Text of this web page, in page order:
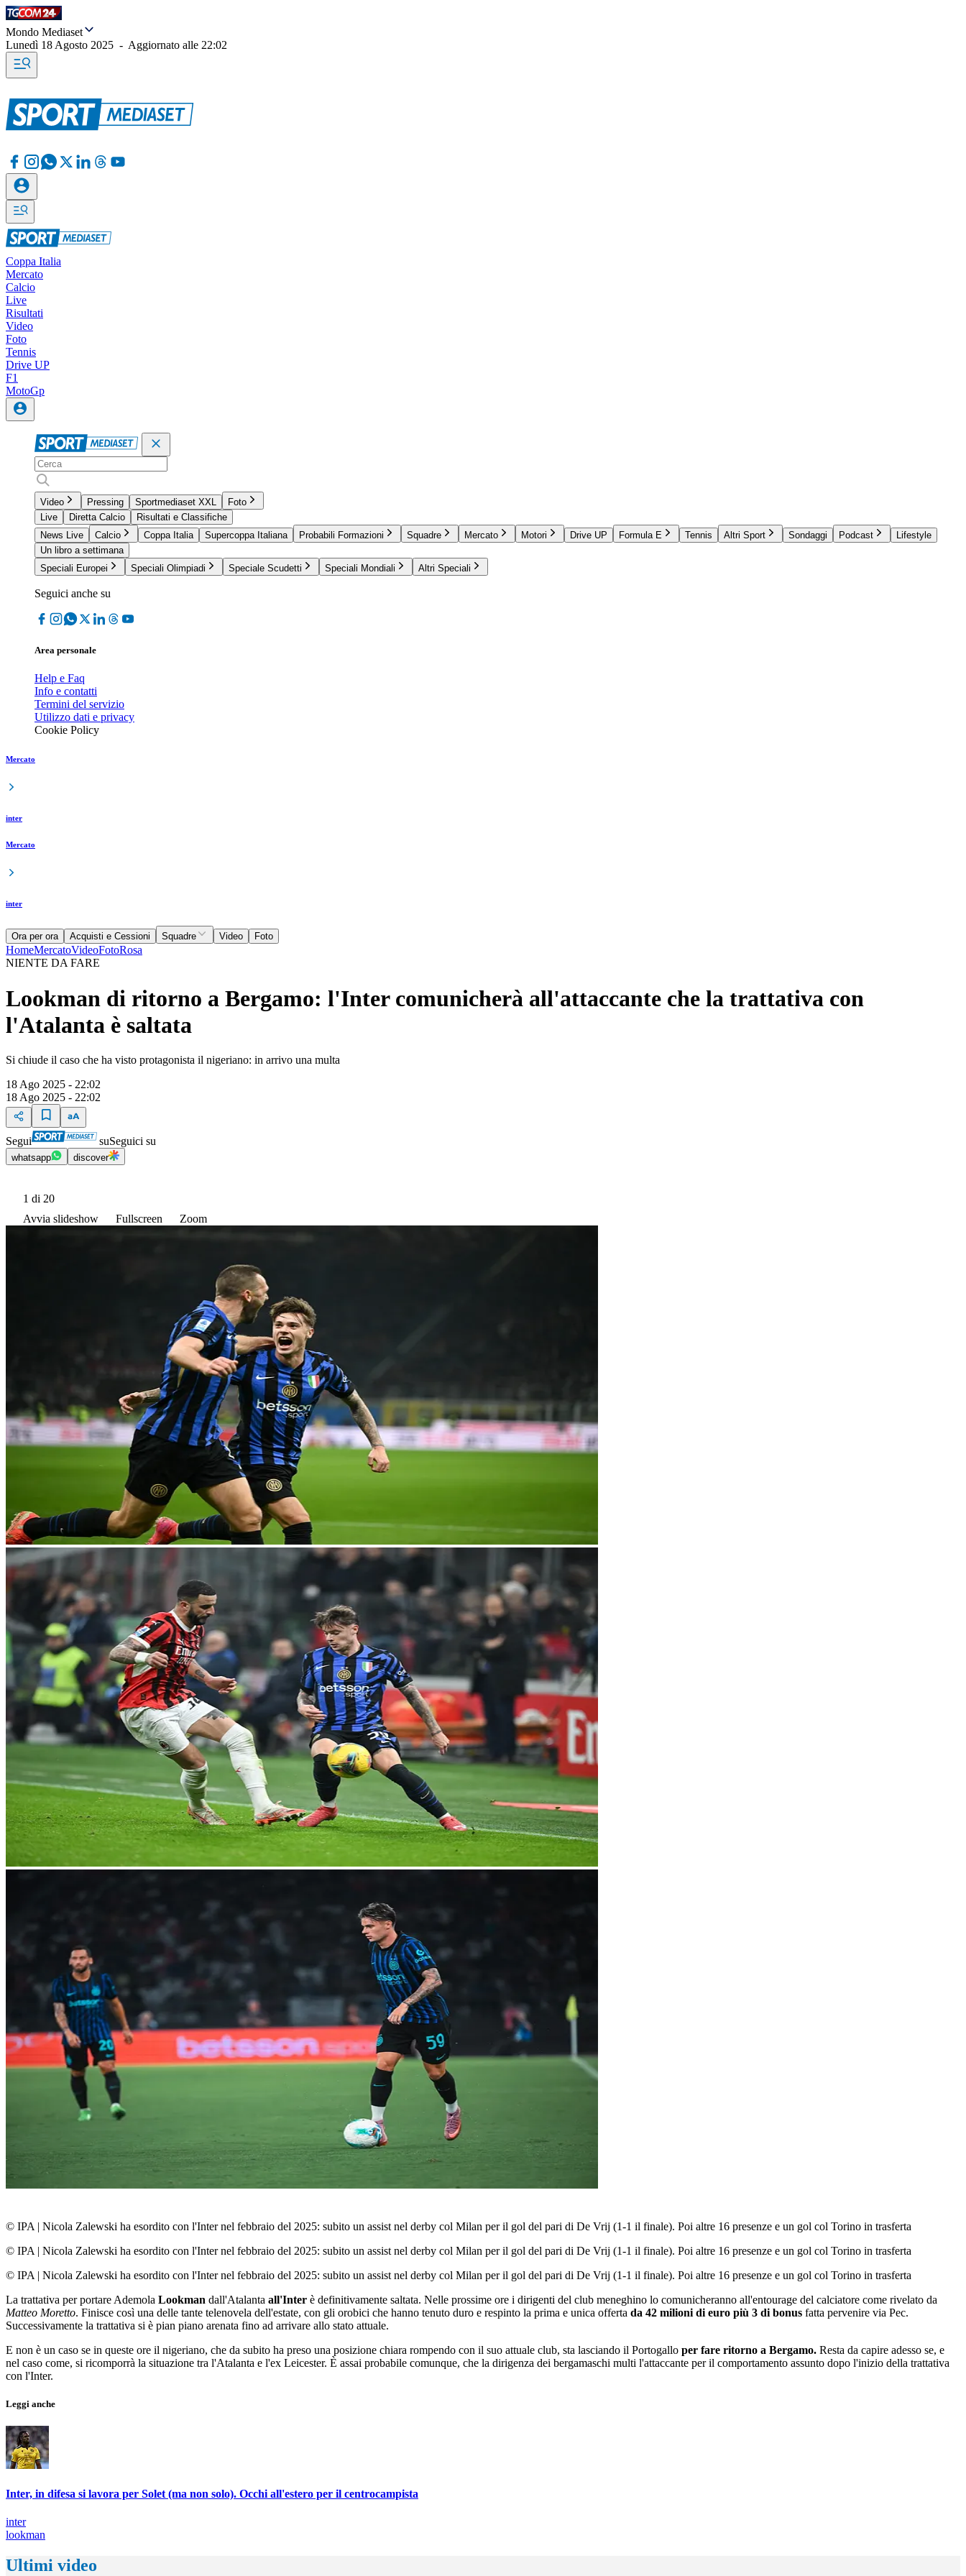
Mondo Mediaset
Lunedì 18 Agosto 2025 - Aggiornato alle 22:02
Coppa Italia
Mercato
Calcio
Live
Risultati
Video
Foto
Tennis
Drive UP
F1
MotoGp
Video Pressing Sportmediaset XXL
Foto
Live
Diretta Calcio
Risultati e Classifiche
News Live
Calcio Coppa Italia Supercoppa Italiana Probabili Formazioni Squadre Mercato Motori Drive UP Formula E Tennis Altri Sport Sondaggi Podcast
Lifestyle
Un libro a settimana
Speciali Europei
Speciali Olimpiadi Speciale Scudetti Speciali Mondiali Altri Speciali
Seguici anche su
Area personale
Help e Faq
Info e contatti
Termini del servizio
Utilizzo dati e privacy
Cookie Policy
Mercato
inter
Mercato
inter
Ora per ora Acquisti e Cessioni Squadre Video Foto
HomeMercatoVideoFotoRosa
NIENTE DA FARE
Lookman di ritorno a Bergamo: l'Inter comunicherà all'attaccante che la trattativa con
l'Atalanta è saltata
Si chiude il caso che ha visto protagonista il nigeriano: in arrivo una multa
18 Ago 2025 - 22:02
18 Ago 2025 - 22:02
Segui suSeguici su
whatsapp discover
1 di 20
Avvia slideshow
Fullscreen Zoom
© IPA | Nicola Zalewski ha esordito con l'Inter nel febbraio del 2025: subito un assist nel derby col Milan per il gol del pari di De Vrij (1-1 il finale). Poi altre 16 presenze e un gol col Torino in trasferta
© IPA | Nicola Zalewski ha esordito con l'Inter nel febbraio del 2025: subito un assist nel derby col Milan per il gol del pari di De Vrij (1-1 il finale). Poi altre 16 presenze e un gol col Torino in trasferta
© IPA | Nicola Zalewski ha esordito con l'Inter nel febbraio del 2025: subito un assist nel derby col Milan per il gol del pari di De Vrij (1-1 il finale). Poi altre 16 presenze e un gol col Torino in trasferta
La trattativa per portare Ademola Lookman dall'Atalanta all'Inter è definitivamente saltata. Nelle prossime ore i dirigenti del club meneghino lo comunicheranno all'entourage del calciatore come rivelato da
Matteo Moretto. Finisce così una delle tante telenovela dell'estate, con gli orobici che hanno tenuto duro e respinto la prima e unica offerta da 42 milioni di euro più 3 di bonus fatta pervenire via Pec.
Successivamente la trattativa si è pian piano arenata fino ad arrivare allo stato attuale.
E non è un caso se in queste ore il nigeriano, che da subito ha preso una posizione chiara rompendo con il suo attuale club, sta lasciando il Portogallo per fare ritorno a Bergamo. Resta da capire adesso se, e
nel caso come, si ricomporrà la situazione tra l'Atalanta e l'ex Leicester. È assai probabile comunque, che la dirigenza dei bergamaschi multi l'attaccante per il comportamento assunto dopo l'inizio della trattativa
con l'Inter.
Leggi anche
Inter, in difesa si lavora per Solet (ma non solo). Occhi all'estero per il centrocampista
inter
lookman
Ultimi video